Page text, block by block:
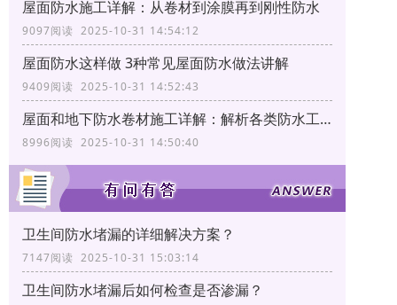
屋面防水施工详解：从卷材到涂膜再到刚性防水
9097阅读 2025-10-31 14:54:12
屋面防水这样做 3种常见屋面防水做法讲解
9409阅读 2025-10-31 14:52:43
屋面和地下防水卷材施工详解：解析各类防水工艺
8996阅读 2025-10-31 14:50:40
卫生间防水堵漏的详细解决方案？
7147阅读 2025-10-31 15:03:14
卫生间防水堵漏后如何检查是否渗漏？